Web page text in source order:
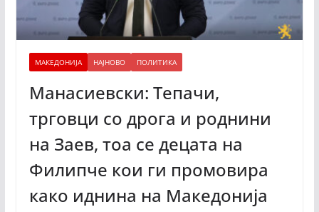
МАКЕДОНИЈА НАЈНОВО ПОЛИТИКА
Манасиевски: Тепачи,
трговци со дрога и роднини
на Заев, тоа се децата на
Филипче кои ги промoвира
како иднина на Македонија